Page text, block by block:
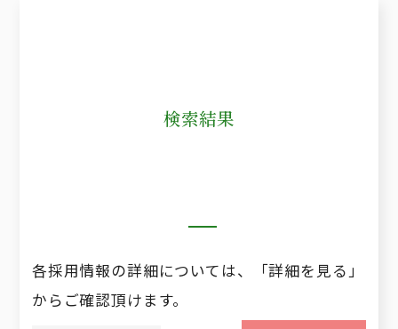
検索結果
各採用情報の詳細については、「詳細を見る」
からご確認頂けます。